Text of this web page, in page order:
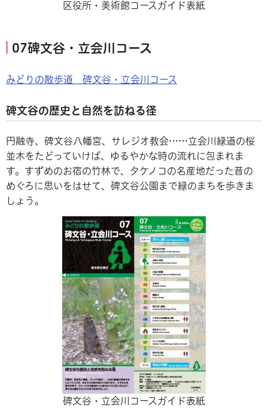
区役所・美術館コースガイド表紙
07碑文谷・立会川コース
みどりの散歩道 碑文谷・立会川コース
碑文谷の歴史と自然を訪ねる径
円融寺、碑文谷八幡宮、サレジオ教会……立会川緑道の桜
並木をたどっていけば、ゆるやかな時の流れに包まれま
す。すずめのお宿の竹林で、夕ケノコの名産地だった昔の
めぐろに思いをはせて、碑文谷公園まで緑のまちを歩きま
しょう。
碑文谷・立会川コースガイド表紙